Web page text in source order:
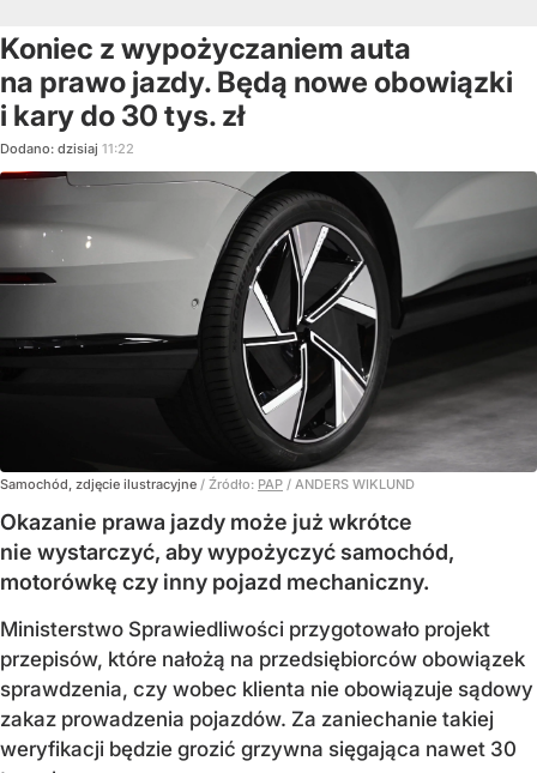
Koniec z wypożyczaniem auta
na prawo jazdy. Będą nowe obowiązki
i kary do 30 tys. zł
Dodano: dzisiaj 11:22
Samochód, zdjęcie ilustracyjne / Źródło: PAP / ANDERS WIKLUND
Okazanie prawa jazdy może już wkrótce
nie wystarczyć, aby wypożyczyć samochód,
motorówkę czy inny pojazd mechaniczny.
Ministerstwo Sprawiedliwości przygotowało projekt
przepisów, które nałożą na przedsiębiorców obowiązek
sprawdzenia, czy wobec klienta nie obowiązuje sądowy
zakaz prowadzenia pojazdów. Za zaniechanie takiej
weryfikacji będzie grozić grzywna sięgająca nawet 30